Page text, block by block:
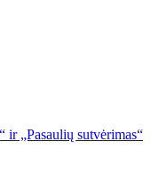
ir „Pasaulių sutvėrimas“